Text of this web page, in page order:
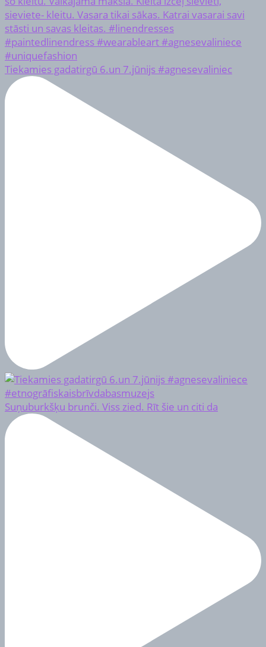
Tiekamies gadatirgū 6.un 7.jūnijs #agnesevaliniec
Suņuburkšķu brunči. Viss zied. Rīt šie un citi da